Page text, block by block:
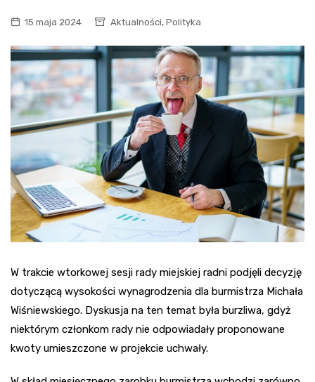
15 maja 2024 Aktualności, Polityka
W trakcie wtorkowej sesji rady miejskiej radni podjęli decyzję
dotyczącą wysokości wynagrodzenia dla burmistrza Michała
Wiśniewskiego. Dyskusja na ten temat była burzliwa, gdyż
niektórym członkom rady nie odpowiadały proponowane
kwoty umieszczone w projekcie uchwały.